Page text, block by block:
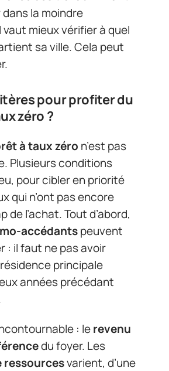
la moindre
vaut mieux vérifier à quel
sa ville. Cela peut
pour profiter du
zéro ?
à taux zéro n’est pas
Plusieurs conditions
pour cibler en priorité
qui n’ont pas encore
de l’achat. Tout d’abord,
accédantspeuvent
: il faut ne pas avoir
principale
années précédant
: lerevenu
du foyer. Les
ressourcesvarient, d’une